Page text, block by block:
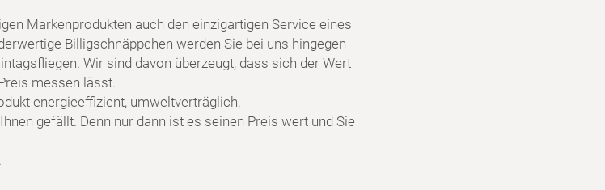
Markenprodukten auch den einzigartigen Service eines
Billigschnäppchen werden Sie bei uns hingegen
Wir sind davon überzeugt, dass sich der Wert
messen lässt.
energieeffizient, umweltverträglich,
gefällt. Denn nur dann ist es seinen Preis wert und Sie